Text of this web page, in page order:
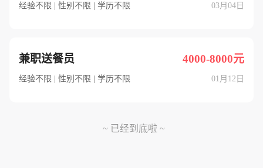
经验不限 | 性别不限 | 学历不限 03月04日
兼职送餐员 4000-8000元
经验不限 | 性别不限 | 学历不限 01月12日
~ 已经到底啦 ~